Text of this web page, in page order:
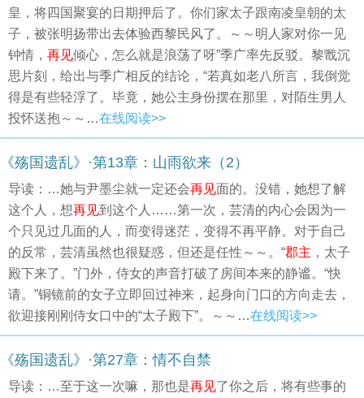
皇，将四国聚宴的日期押后了。你们家太子跟南凌皇朝的太
子，被张明扬带出去体验西黎民风了。～～明人家对你一见
钟情， 再见倾心，怎么就是浪荡了呀”季广率先反驳。黎戬沉
思片刻，给出与季广相反的结论，“若真如老八所言，我倒觉
得是有些轻浮了。毕竟，她公主身份摆在那里，对陌生男人
投怀送抱～～…在线阅读>>
《殇国遗乱》·第13章：山雨欲来（2）
导读：…她与尹墨尘就一定还会再见面的。没错，她想了解
这个人，想再见到这个人……第一次，芸清的内心会因为一
个只见过几面的人，而变得迷茫，变得不再平静。对于自己
的反常，芸清虽然也很疑惑，但还是任性～～。“郡主 ，太子
殿下来了。”门外，侍女的声音打破了房间本来的静谧。“快
请。”铜镜前的女子立即回过神来，起身向门口的方向走去，
欲迎接刚刚侍女口中的“太子殿下”。～～…在线阅读>>
《殇国遗乱》·第27章：情不自禁
导读：…至于这一次嘛，那也是再见了你之后，将有些事的